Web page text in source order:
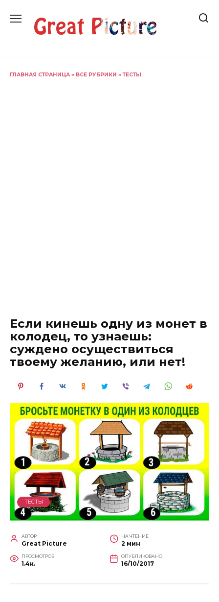
содержанию
ГЛАВНАЯ СТРАНИЦА » ВСЕ РУБРИКИ »ТЕСТЫ
Если кинешь одну из монет в
колодец, то узнаешь:
суждено осуществиться
твоему желанию, или нет!
ТЕСТЫ
АВТОР
Great Picture
НА ЧТЕНИЕ
2 мин
ПРОСМОТРОВ
1.4к.
ОПУБЛИКОВАНО
16/10/2017